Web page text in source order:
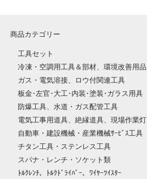
商品カテゴリー
工具セット
冷凍・空調用工具＆部材、環境改善用品
ガス・電気溶接、ロウ付関連工具
板金･左官･大工･内装･塗装･ガラス用具
防爆工具、水道・ガス配管工具
電気工事用道具、絶縁道具、現場作業灯
自動車・建設機械・産業機械ｻｰﾋﾞｽ工具
チタン工具・ステンレス工具
スパナ・レンチ・ソケット類
ﾄﾙｸﾚﾝﾁ、ﾄﾙｸﾄﾞﾗｲﾊﾞｰ、ﾜｲﾔｰﾂｲｽﾀｰ